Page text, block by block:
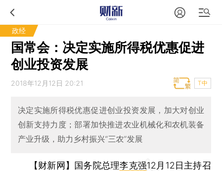
政经
国常会：决定实施所得税优惠促进
创业投资发展
2018年12月12日 20:21 T中
决定实施所得税优惠促进创业投资发展，加大对创业
创新支持力度；部署加快推进农业机械化和农机装备
产业升级，助力乡村振兴“三农”发展
【财新网】 国务院总理李克强12月12日主持召